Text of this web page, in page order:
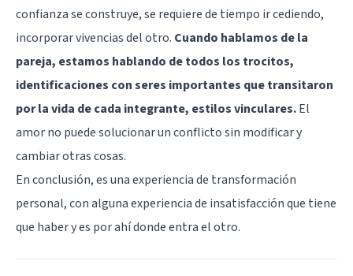
confianza se construye, se requiere de tiempo ir cediendo,
incorporar vivencias del otro. Cuando hablamos de la
pareja, estamos hablando de todos los trocitos,
identificaciones con seres importantes que transitaron
por la vida de cada integrante, estilos vinculares.El
amor no puede solucionar un conflicto sin modificar y
cambiar otras cosas.
En conclusión, es una experiencia de transformación
personal, con alguna experiencia de insatisfacción que tiene
que haber y es por ahí donde entra el otro.